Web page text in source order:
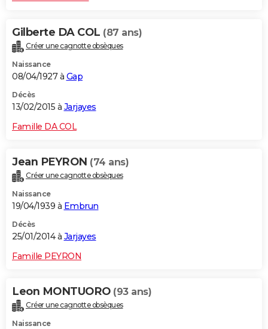
Gilberte DA COL (87 ans)
Créer une cagnotte obsèques
Naissance
08/04/1927 à Gap
Décès
13/02/2015 à Jarjayes
Famille DA COL
Jean PEYRON (74 ans)
Créer une cagnotte obsèques
Naissance
19/04/1939 à Embrun
Décès
25/01/2014 à Jarjayes
Famille PEYRON
Leon MONTUORO (93 ans)
Créer une cagnotte obsèques
Naissance